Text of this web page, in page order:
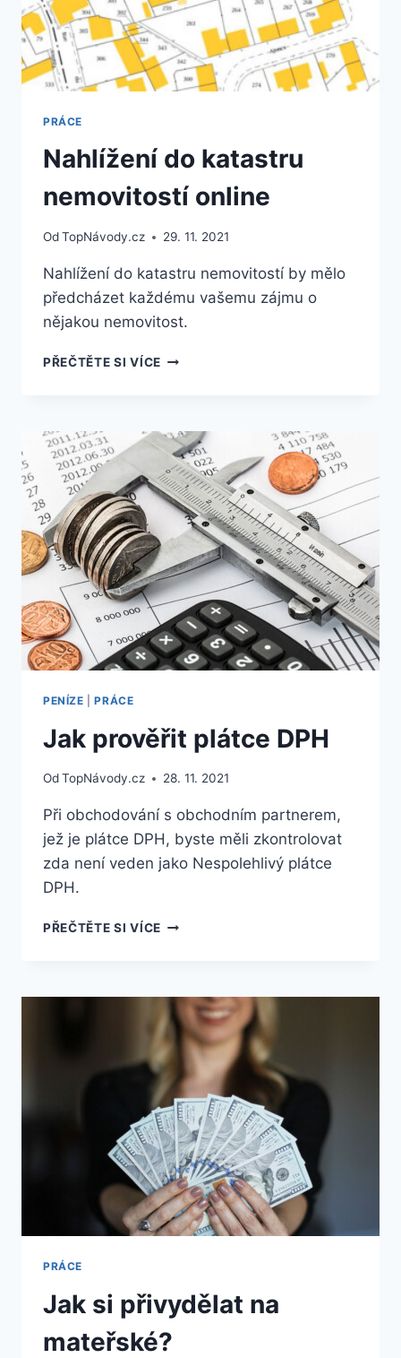
PRÁCE
Nahlížení do katastru
nemovitostí online
OdTopNávody.cz 29. 11. 2021
Nahlížení do katastru nemovitostí by mělo
předcházet každému vašemu zájmu o
nějakou nemovitost.
PŘEČTĚTE SI VÍCENAHLÍŽENÍ
ONLINE
PENÍZE |PRÁCE
Jak prověřit plátce DPH
OdTopNávody.cz 28. 11. 2021
Při obchodování s obchodním partnerem,
jež je plátce DPH, byste měli zkontrolovat
zda není veden jako Nespolehlivý plátce
DPH.
PŘEČTĚTE SI VÍCEJAK
PRÁCE
Jak si přivydělat na
mateřské?